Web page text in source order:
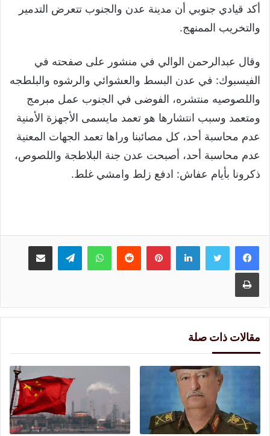
أكد قيادي جنوبي أن مدينة عدن والجنوب تتعرض التدمير
والتخريب الممنهج.
وقال عبدالرحمن الوالي في منشور على صفحته في
الفيسبوك: في عدن البسط والعشوائي والرشوه والبلطجه
واللصوصيه منتشره، الفوضى في الجنوب عمل مبرمج
ومتعمد وسبب انتشارها هو تعمد مايسمى الأجهزة الأمنية
عدم محاسبة أحد، كل مصائبنا وراها تعمد الجهات المعنية
عدم محاسبة أحد، أصبحت عدن جنة البلاطجة واللصوص،
ذكرونا بأيام عفاش: ادفع زلط وامشي غلط.
لينكدإنبينتيريست واتسابتيلقرام مشاركة عبر البريد
طباعة
مقالات ذات صلة